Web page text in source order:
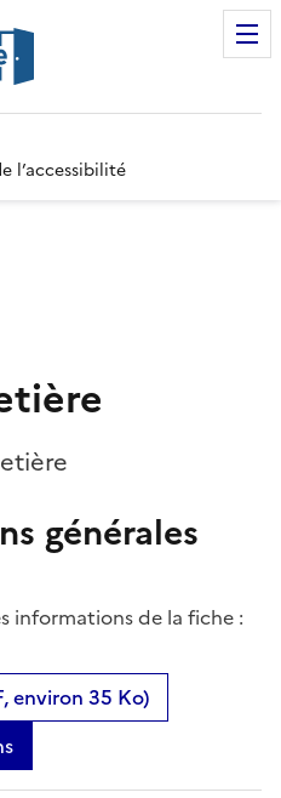
l’accessibilité
Twitter)
générales
informations de la fiche :
environ 35 Ko)